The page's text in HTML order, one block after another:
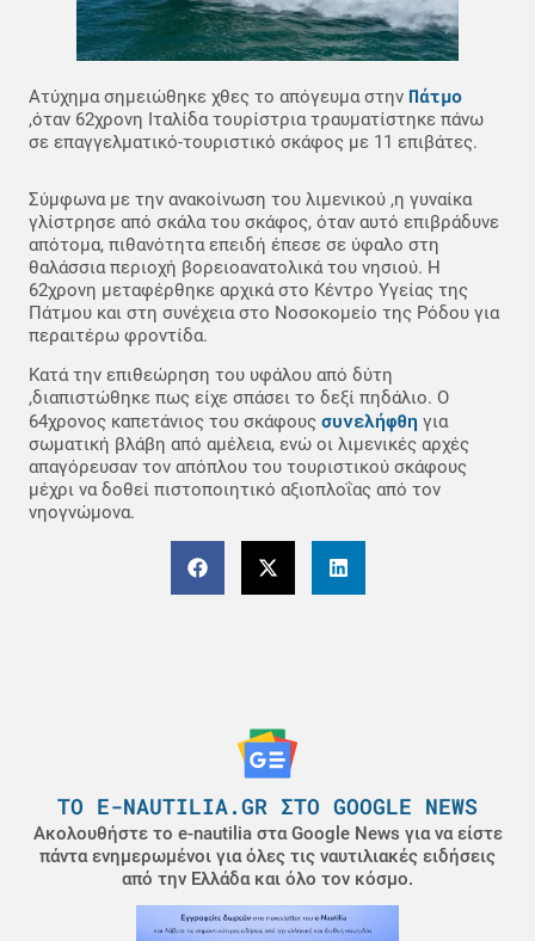
Ατύχημα σημειώθηκε χθες το απόγευμα στην Πάτμο
,όταν 62χρονη Ιταλίδα τουρίστρια τραυματίστηκε πάνω
σε επαγγελματικό-τουριστικό σκάφος με 11 επιβάτες.
Σύμφωνα με την ανακοίνωση του λιμενικού ,η γυναίκα
γλίστρησε από σκάλα του σκάφος, όταν αυτό επιβράδυνε
απότομα, πιθανότητα επειδή έπεσε σε ύφαλο στη
θαλάσσια περιοχή βορειοανατολικά του νησιού. Η
62χρονη μεταφέρθηκε αρχικά στο Κέντρο Υγείας της
Πάτμου και στη συνέχεια στο Νοσοκομείο της Ρόδου για
περαιτέρω φροντίδα.
Κατά την επιθεώρηση του υφάλου από δύτη
,διαπιστώθηκε πως είχε σπάσει το δεξί πηδάλιο. Ο
64χρονος καπετάνιος του σκάφους συνελήφθη για
σωματική βλάβη από αμέλεια, ενώ οι λιμενικές αρχές
απαγόρευσαν τον απόπλου του τουριστικού σκάφους
μέχρι να δοθεί πιστοποιητικό αξιοπλοΐας από τον
νηογνώμονα.
ΤΟ E-NAUTILIA.GR ΣΤΟ GOOGLE NEWS
Ακολουθήστε το e-nautilia στα Google News για να είστε
πάντα ενημερωμένοι για όλες τις ναυτιλιακές ειδήσεις
από την Ελλάδα και όλο τον κόσμο.